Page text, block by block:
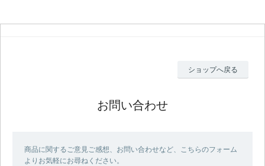
ショップへ戻る
お問い合わせ
商品に関するご意見ご感想、お問い合わせなど、こちらのフォーム
よりお気軽にお尋ねください。